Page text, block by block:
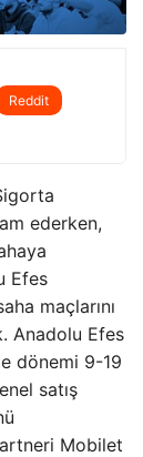
Reddit
ederken,
Efes
maçlarını
Anadolu Efes
dönemi 9-19
satış
Mobilet